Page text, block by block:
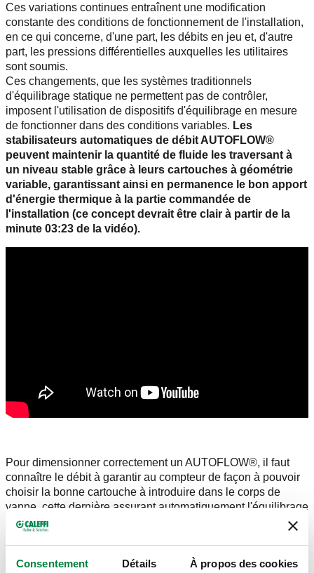
Consentement Détails À propos des cookies
Ces variations continues entraînent une modification
constante des conditions de fonctionnement de l'installation,
en ce qui concerne, d'une part, les débits en jeu et, d'autre
part, les pressions différentielles auxquelles les utilitaires
sont soumis.
Ces changements, que les systèmes traditionnels
d'équilibrage statique ne permettent pas de contrôler,
imposent l'utilisation de dispositifs d'équilibrage en mesure
de fonctionner dans des conditions variables. Les
stabilisateurs automatiques de débit AUTOFLOW®
peuvent maintenir la quantité de fluide les traversant à
un niveau stable grâce à leurs cartouches à géométrie
variable, garantissant ainsi en permanence le bon apport
d'énergie thermique à la partie commandée de
l'installation (ce concept devrait être clair à partir de la
minute 03:23 de la vidéo).
Pour dimensionner correctement un AUTOFLOW®, il faut
connaître le débit à garantir au compteur de façon à pouvoir
choisir la bonne cartouche à introduire dans le corps de
vanne, cette dernière assurant automatiquement l'équilibrage
du système en s'adaptant aux différentes conditions de
fonctionnement. Il est toutefois important de régler la pompe
minimale nécessaire pour faire en sorte que la cartouche de